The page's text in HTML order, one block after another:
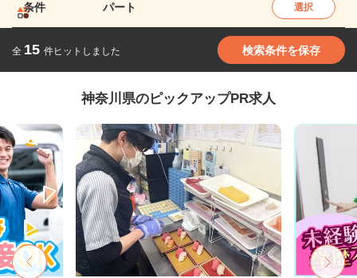
条件 パート 選択
全 15 件ヒットしました 検索条件を保存
神奈川県のピックアップPR求人